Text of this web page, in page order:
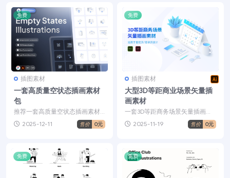
免费
插图素材
一套高质量空状态插画素材
包
推荐一套高质量空状态插画素材
包，它是优化界面的理想占位解
决方案，能为你的 UI ...
2025-12-11 售价 0元
免费
插图素材
大型3D等距商业场景矢量插
画素材
一套3D等距商务场景矢量插画素
材，包含了16个高频商务核心场
景，涵盖办公协作、数...
2025-11-19 售价 0元
免费 免费